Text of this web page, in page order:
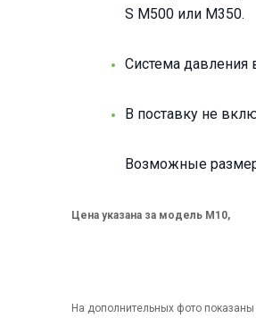
S M500 или M350.
Система давления
В поставку не
Возможные
Цена указана за модель М10,
На дополнительных фото